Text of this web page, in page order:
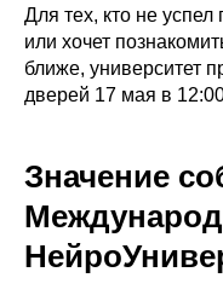
Для тех, кто не успел
или хочет
ближе, университет
дверей 17 мая в
Значение